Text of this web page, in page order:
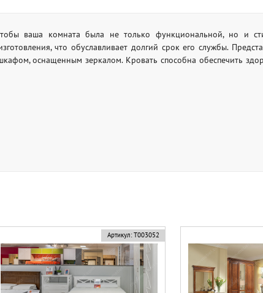
ваша комната была не только функциональной, но и
что обуславливает долгий срок его службы.
оснащенным зеркалом. Кровать способна обеспечить
Артикул: Т003052